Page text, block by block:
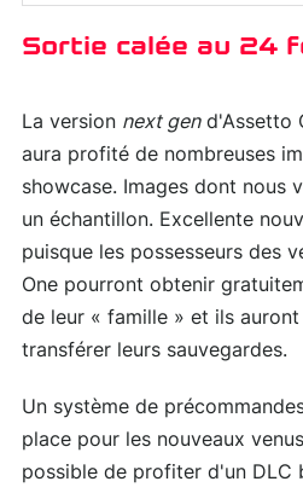
Sortie calée au 24
La version next gend'Assetto
aura profité de nombreuses
showcase. Images dont nous
un échantillon. Excellente
puisque les possesseurs des
One pourront obtenir
de leur « famille » et ils
transférer leurs sauvegardes.
Un système de
place pour les nouveaux
possible de profiter d'un DLC